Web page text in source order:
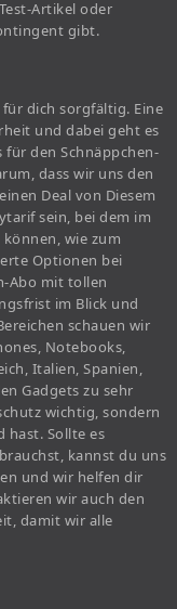
Artikel oder
gibt.
dich sorgfältig. Eine
und dabei geht es
für den Schnäppchen-
dass wir uns den
Deal von Diesem
sein, bei dem im
wie zum
Optionen bei
Abo mit tollen
im Blick und
schauen wir
Notebooks,
Italien, Spanien,
Gadgets zu sehr
wichtig, sondern
hast. Sollte es
kannst du uns
und wir helfen dir
wir auch den
damit wir alle